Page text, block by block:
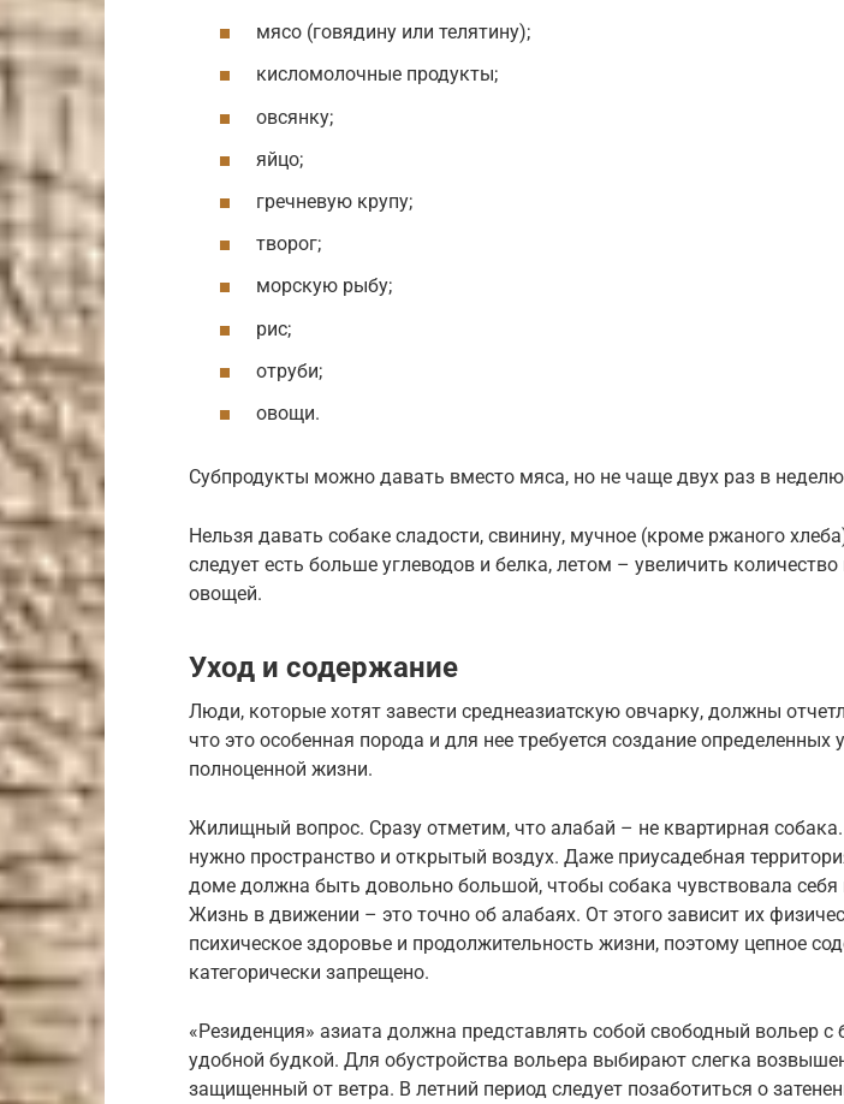
мясо (говядину или телятину);
кисломолочные продукты;
овсянку;
яйцо;
гречневую крупу;
творог;
морскую рыбу;
рис;
отруби;
овощи.
Субпродукты можно давать вместо мяса, но не чаще двух раз в
Нельзя давать собаке сладости, свинину, мучное (кроме ржаного
следует есть больше углеводов и белка, летом – увеличить
овощей.
Уход и содержание
Люди, которые хотят завести среднеазиатскую овчарку, должны
что это особенная порода и для нее требуется создание определенных
полноценной жизни.
Жилищный вопрос. Сразу отметим, что алабай – не квартирная
нужно пространство и открытый воздух. Даже приусадебная
доме должна быть довольно большой, чтобы собака чувствовала
Жизнь в движении – это точно об алабаях. От этого зависит их
психическое здоровье и продолжительность жизни, поэтому цепное
категорически запрещено.
«Резиденция» азиата должна представлять собой свободный вольер с
удобной будкой. Для обустройства вольера выбирают слегка
защищенный от ветра. В летний период следует позаботиться о